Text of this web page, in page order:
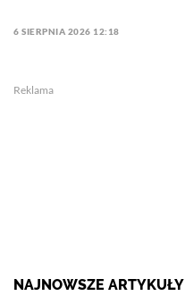
6 SIERPNIA 2026 12:18
Reklama
NAJNOWSZE ARTYKUŁY